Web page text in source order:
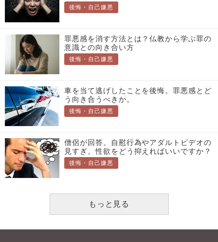
後悔・自己嫌悪
罪悪感を消す方法とは？仏教から学ぶ罪の
意識との向き合い方
後悔・自己嫌悪
車を当て逃げしたことを後悔。罪悪感とど
う向き合うべきか。
後悔・自己嫌悪
僧侶が回答。自慰行為やアダルトビデオの
見すぎ。性欲をどう抑えればいいですか？
後悔・自己嫌悪
もっと見る